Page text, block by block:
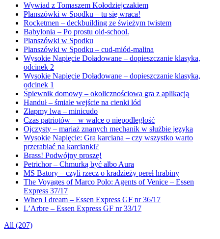
Wywiad z Tomaszem Kołodziejczakiem
Planszówki w Spodku – tu się wraca!
Rocketmen – deckbuilding ze świeżym twistem
Babylonia – Po prostu old-school.
Planszówki w Spodku
Planszówki w Spodku – cud-miód-malina
Wysokie Napięcie Doładowane – dopieszczanie klasyka,
odcinek 2
Wysokie Napięcie Doładowane – dopieszczanie klasyka,
odcinek 1
Śpiewnik domowy – okolicznościowa gra z aplikacją
Handuł – śmiałe wejście na cienki lód
Złapmy lwa – minicudo
Czas patriotów – w walce o niepodległość
Ojczysty – mariaż znanych mechanik w służbie języka
Wysokie Napięcie: Gra karciana – czy wszystko warto
przerabiać na karcianki?
Brass! Podwójny proszę!
Petrichor – Chmurką być albo Aura
MS Batory – czyli rzecz o kradzieży pereł hrabiny
The Voyages of Marco Polo: Agents of Venice – Essen
Express 37/17
When I dream – Essen Express GF nr 36/17
L’Arbre – Essen Express GF nr 33/17
All (207)